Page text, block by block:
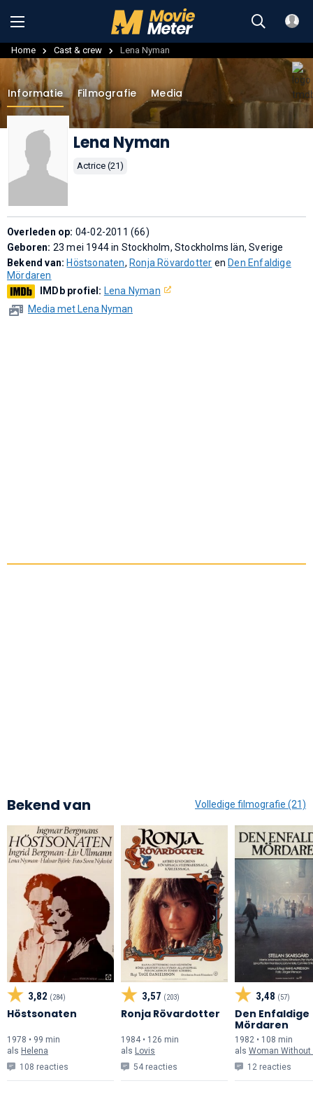
Home Cast & crew Lena Nyman
Informatie Filmografie Media
Lena Nyman
Actrice (21)
Overleden op: 04-02-2011 (66)
Geboren: 23 mei 1944 in Stockholm, Stockholms län, Sverige
Bekend van: Höstsonaten, Ronja Rövardotter en Den Enfaldige
Mördaren
IMDb profiel: Lena Nyman
Media met Lena Nyman
Bekend van Volledige filmografie (21)
3,82 (284)
Höstsonaten
1978 • 99 min
als Helena
108 reacties
3,57 (203)
Ronja Rövardotter
1984 • 126 min
als Lovis
54 reacties
3,48 (57)
Den Enfaldige
Mördaren
1982 • 108 min
als Woman Without
12 reacties